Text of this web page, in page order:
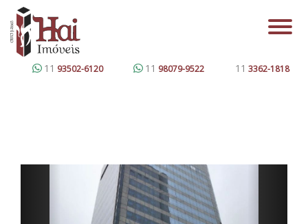
11 93502-6120 11 98079-9522 11 3362-1818